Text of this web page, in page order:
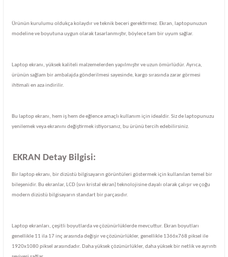
Ürünün kurulumu oldukça kolaydır ve teknik beceri gerektirmez. Ekran, laptopunuzun
modeline ve boyutuna uygun olarak tasarlanmıştır, böylece tam bir uyum sağlar.
Laptop ekranı, yüksek kaliteli malzemelerden yapılmıştır ve uzun ömürlüdür. Ayrıca,
ürünün sağlam bir ambalajda gönderilmesi sayesinde, kargo sırasında zarar görmesi
ihtimali en aza indirilir.
Bu laptop ekranı, hem iş hem de eğlence amaçlı kullanım için idealdir. Siz de laptopunuzu
yenilemek veya ekranını değiştirmek istiyorsanız, bu ürünü tercih edebilirsiniz.
EKRAN Detay Bilgisi:
Bir laptop ekranı, bir dizüstü bilgisayarın görüntüleri göstermek için kullanılan temel bir
bileşenidir. Bu ekranlar, LCD (sıvı kristal ekran) teknolojisine dayalı olarak çalışır ve çoğu
modern dizüstü bilgisayarın standart bir parçasıdır.
Laptop ekranları, çeşitli boyutlarda ve çözünürlüklerde mevcuttur. Ekran boyutları
genellikle 11 ila 17 inç arasında değişir ve çözünürlükler, genellikle 1366x768 piksel ile
1920x1080 piksel arasındadır. Daha yüksek çözünürlükler, daha yüksek bir netlik ve ayrıntı